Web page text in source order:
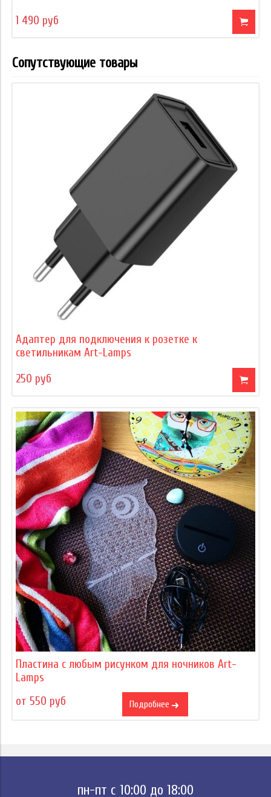
1 490 руб
Сопутствующие товары
Адаптер для подключения к розетке к
светильникам Art-Lamps
250 руб
Пластина с любым рисунком для ночников Art-
Lamps
от 550 руб
Подробнее
пн-пт с 10:00 до 18:00